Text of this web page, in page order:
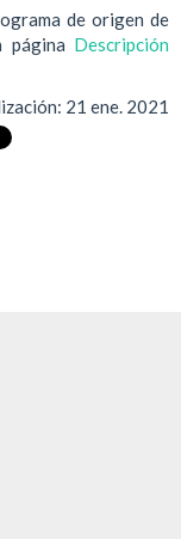
de origen de
Descripción
21 ene. 2021